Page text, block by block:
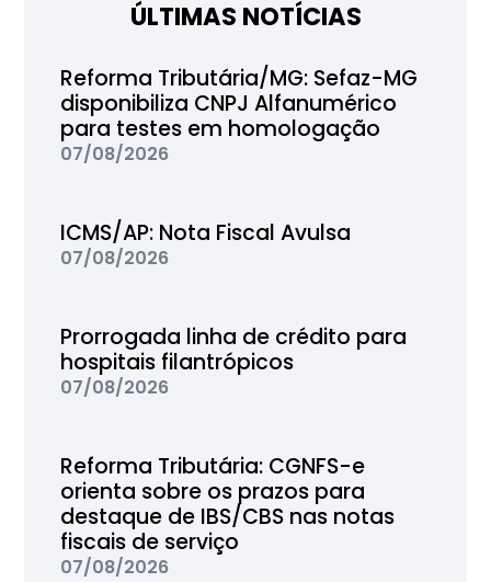
ÚLTIMAS NOTÍCIAS
Reforma Tributária/MG: Sefaz-MG
disponibiliza CNPJ Alfanumérico
para testes em homologação
07/08/2026
ICMS/AP: Nota Fiscal Avulsa
07/08/2026
Prorrogada linha de crédito para
hospitais filantrópicos
07/08/2026
Reforma Tributária: CGNFS-e
orienta sobre os prazos para
destaque de IBS/CBS nas notas
fiscais de serviço
07/08/2026